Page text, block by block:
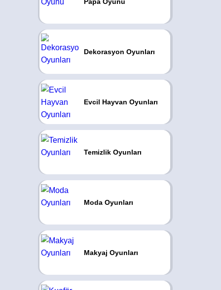
Dekorasyon Oyunları
Evcil Hayvan Oyunları
Temizlik Oyunları
Moda Oyunları
Makyaj Oyunları